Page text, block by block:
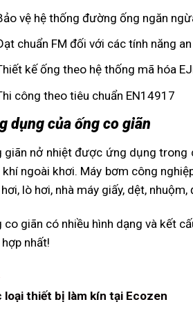
vệ hệ thống đường ống ngăn
chuẩn FM đối với các tính năng
kế ống theo hệ thống mã hóa
công theo tiêu chuẩn EN14917
dụng của ống co giãn
giãn nở nhiệt được ứng dụng trong
khí ngoài khơi. Máy bơm công
lò hơi, nhà máy giấy, dệt,
co giãn có nhiều hình dạng và kết
hợp nhất!
loại thiết bị làm kín tại Ecozen